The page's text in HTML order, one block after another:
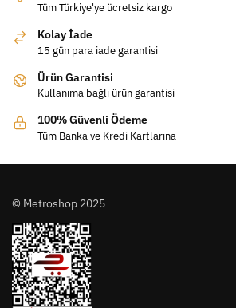
Tüm Türkiye'ye ücretsiz kargo
Kolay İade
15 gün para iade garantisi
Ürün Garantisi
Kullanıma bağlı ürün garantisi
100% Güvenli Ödeme
Tüm Banka ve Kredi Kartlarına
© Metroshop 2025